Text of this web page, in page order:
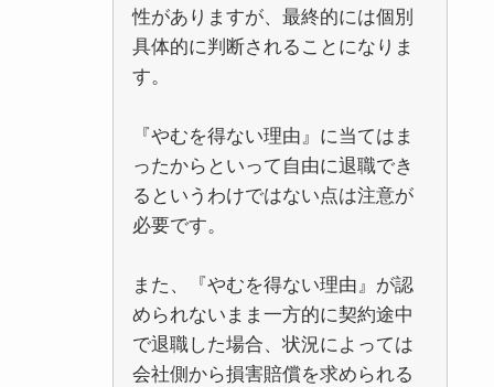
性がありますが、最終的には個別
具体的に判断されることになりま
す。
『やむを得ない理由』に当てはま
ったからといって自由に退職でき
るというわけではない点は注意が
必要です。
また、『やむを得ない理由』が認
められないまま一方的に契約途中
で退職した場合、状況によっては
会社側から損害賠償を求められる